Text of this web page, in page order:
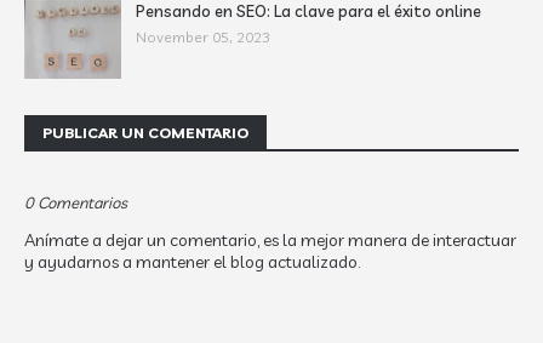
Pensando en SEO: La clave para el éxito online
November 05, 2023
PUBLICAR UN COMENTARIO
0 Comentarios
Anímate a dejar un comentario, es la mejor manera de interactuar
y ayudarnos a mantener el blog actualizado.